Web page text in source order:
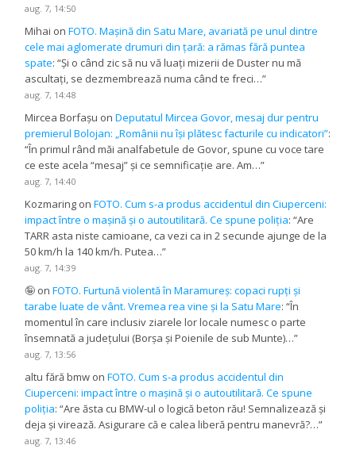
aug. 7, 14:50
Mihai onFOTO. Mașină din Satu Mare, avariată pe unul dintre
cele mai aglomerate drumuri din țară: a rămas fără puntea
spate: “Și o când zic să nu vă luați mizerii de Duster nu mă
ascultați, se dezmembrează numa când te freci…”
aug. 7, 14:48
Mircea Borfașu onDeputatul Mircea Govor, mesaj dur pentru
premierul Bolojan: „Românii nu își plătesc facturile cu indicatori”:
“În primul rând măi analfabetule de Govor, spune cu voce tare
ce este acela “mesaj” și ce semnificație are. Am…”
aug. 7, 14:40
Kozmaring onFOTO. Cum s-a produs accidentul din Ciuperceni:
impact între o mașină și o autoutilitară. Ce spune poliția: “Are
TARR asta niste camioane, ca vezi ca in 2 secunde ajunge de la
50 km/h la 140 km/h. Putea…”
aug. 7, 14:39
🤪 onFOTO. Furtună violentă în Maramureș: copaci rupți și
tarabe luate de vânt. Vremea rea vine și la Satu Mare: “În
momentul în care inclusiv ziarele lor locale numesc o parte
însemnată a județului (Borșa și Poienile de sub Munte)…”
aug. 7, 13:56
altu fără bmw onFOTO. Cum s-a produs accidentul din
Ciuperceni: impact între o mașină și o autoutilitară. Ce spune
poliția: “Are ăsta cu BMW-ul o logică beton rău! Semnalizează și
deja și virează. Asigurare că e calea liberă pentru manevră?…”
aug. 7, 13:46